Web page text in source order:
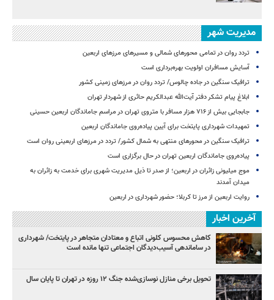
مدیریت شهر
تردد روان در تمامی محورهای شمالی و مسیرهای مرزهای اربعین
آسایش مسافران اولویت بهره‌برداری است
ترافیک سنگین در جاده چالوس/ تردد روان در مرزهای زمینی کشور
ابلاغ پیام تشکر دفتر آیت‌الله عبدالکریم حائری از شهردار تهران
جابجایی بیش از ۷۱۶ هزار مسافر با متروی تهران در مراسم جاماندگان اربعین حسینی
تمهیدات شهرداری پایتخت برای آیین پیاده‌روی جاماندگان اربعین
ترافیک سنگین در محورهای منتهی به شمال کشور/ تردد در مرزهای اربعینی روان است
پیاده‌روی جاماندگان اربعین تهران در حال برگزاری است
موج میلیونی زائران در اربعین؛ از صدر تا ذیل مدیریت شهری برای خدمت به زائران به
میدان آمدند
روایت اربعین از مرز تا کربلا؛ حضور شهرداری در اربعین
آخرین اخبار
کاهش محسوس کلونی اتباع و معتادان متجاهر در پایتخت/ شهرداری
در ساماندهی آسیب‌دیدگان اجتماعی تنها مانده است
تحویل برخی منازل نوسازی‌شده جنگ ۱۲ روزه در تهران تا پایان سال